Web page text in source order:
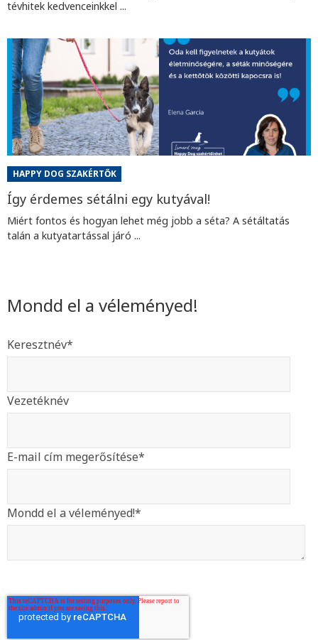
tévhitek kedvenceinkkel ...
HAPPY DOG SZAKÉRTŐK
Így érdemes sétálni egy kutyával!
Miért fontos és hogyan lehet még jobb a séta? A sétáltatás
talán a kutyatartással járó ...
Mondd el a véleményed!
Keresztnév*
Vezetéknév
E-mail cím megerősítése*
Mondd el a véleményed!*